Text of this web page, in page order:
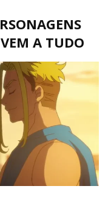
A TUDO